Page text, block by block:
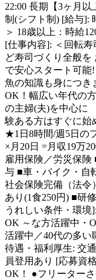
22:00 長期【3ヶ月
制(シフト制) [給与
＞ 18歳以上：時給
[仕事内容]: ＜回転
ど寿司づくり全般を
で安心スタート可
魚の知識も身につき
OK！幅広い年代の
の主婦(夫)を中心
験ある方はすぐに始
★1日8時間/週5日の
×月20日 =月収19万
雇用保険／労災保
与 ■車・バイク・自
社会保険完備（法令
あり(1食250円) ■研
うれしい条件・環
OK ～な方活躍中・
活躍中／40代の多い
待遇・福利厚生: 交
員登用あり [応募資
OK！ ●フリーター